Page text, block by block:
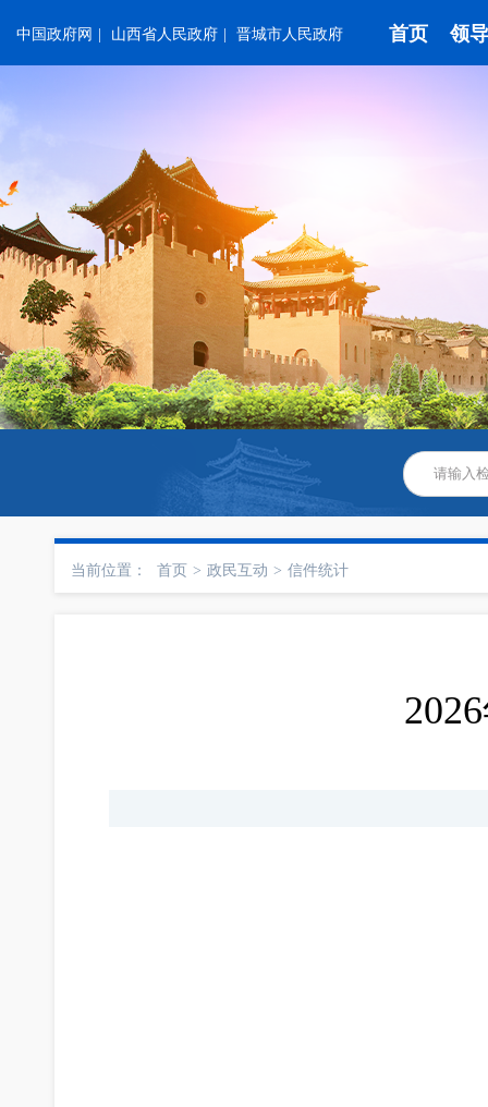
中国政府网 山西省人民政府 晋城市人民政府 首页 领
当前位置： 首页 > 政民互动 > 信件统计